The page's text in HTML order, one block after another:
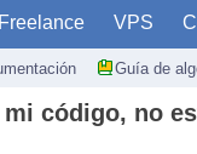
Freelance VPS
Guía de
código, no